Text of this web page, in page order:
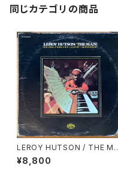
同じカテゴリの商品
LEROY HUTSON / THE MA
N!
¥8,800